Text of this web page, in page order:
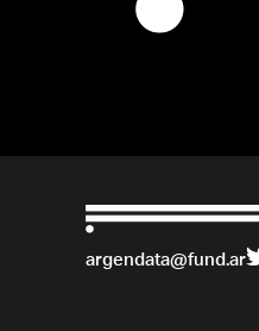
argendata@fund.ar